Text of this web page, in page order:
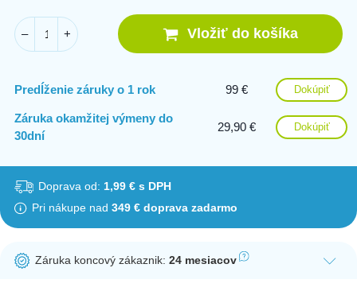
–
+ Vložiť do košíka
Predĺženie záruky o 1 rok 99 € Dokúpiť
Záruka okamžitej výmeny do
30dní
29,90 € Dokúpiť
Doprava od:1,99 € s DPH
Pri nákupe nad 349 € doprava zadarmo
Záruka koncový zákaznik:24 mesiacov